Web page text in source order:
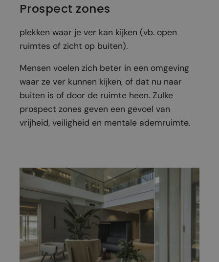
Prospect zones
plekken waar je ver kan kijken (vb. open
ruimtes of zicht op buiten).
Mensen voelen zich beter in een omgeving
waar ze ver kunnen kijken, of dat nu naar
buiten is of door de ruimte heen. Zulke
prospect zones geven een gevoel van
vrijheid, veiligheid en mentale ademruimte.